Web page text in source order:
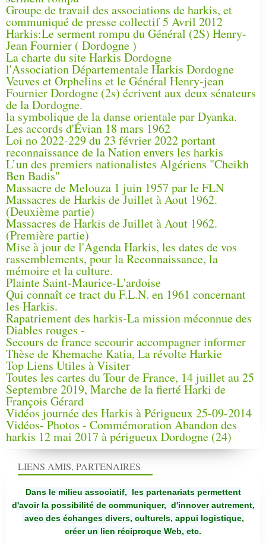
Groupe de travail des associations de harkis, et
communiqué de presse collectif 5 Avril 2012
Harkis:Le serment rompu du Général (2S) Henry-
Jean Fournier ( Dordogne )
La charte du site Harkis Dordogne
l'Association Départementale Harkis Dordogne
Veuves et Orphelins et le Général Henry-jean
Fournier Dordogne (2s) écrivent aux deux sénateurs
de la Dordogne.
la symbolique de la danse orientale par Dyanka.
Les accords d'Évian 18 mars 1962
Loi no 2022-229 du 23 février 2022 portant
reconnaissance de la Nation envers les harkis
L’un des premiers nationalistes Algériens "Cheikh
Ben Badis"
Massacre de Melouza 1 juin 1957 par le FLN
Massacres de Harkis de Juillet à Aout 1962.
(Deuxième partie)
Massacres de Harkis de Juillet à Aout 1962.
(Première partie)
Mise à jour de l'Agenda Harkis, les dates de vos
rassemblements, pour la Reconnaissance, la
mémoire et la culture.
Plainte Saint-Maurice-L'ardoise
Qui connaît ce tract du F.L.N. en 1961 concernant
les Harkis.
Rapatriement des harkis-La mission méconnue des
Diables rouges -
Secours de france secourir accompagner informer
Thèse de Khemache Katia, La révolte Harkie
Top Liens Utiles à Visiter
Toutes les cartes du Tour de France, 14 juillet au 25
Septembre 2019, Marche de la fierté Harki de
François Gérard
Vidéos journée des Harkis à Périgueux 25-09-2014
Vidéos- Photos - Commémoration Abandon des
harkis 12 mai 2017 à périgueux Dordogne (24)
LIENS AMIS, PARTENAIRES
Dans le milieu associatif, les partenariats permettent
d'avoir la possibilité de communiquer, d'innover autrement,
avec des échanges divers, culturels, appui logistique,
créer un lien réciproque Web, etc.